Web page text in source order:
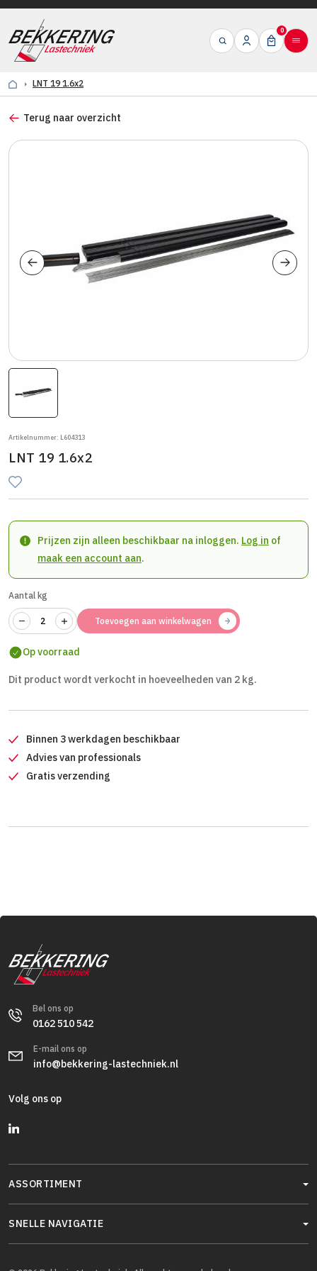
0
LNT 19 1.6x2
Terug naar overzicht
Artikelnummer: L604313
LNT 19 1.6x2
Prijzen zijn alleen beschikbaar na inloggen. Log in of
maak een account aan.
Aantal kg
Toevoegen aan winkelwagen
Op voorraad
Dit product wordt verkocht in hoeveelheden van 2 kg.
Binnen 3 werkdagen beschikbaar
Advies van professionals
Gratis verzending
Bel ons op
0162 510 542
E-mail ons op
info@bekkering-lastechniek.nl
Volg ons op
ASSORTIMENT
SNELLE NAVIGATIE